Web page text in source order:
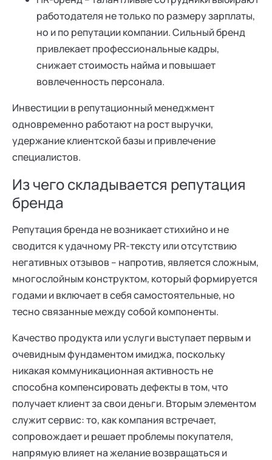
работодателя не только по размеру зарплаты,
но и по репутации компании. Сильный бренд
привлекает профессиональные кадры,
снижает стоимость найма и повышает
вовлеченность персонала.
Инвестиции в репутационный менеджмент
одновременно работают на рост выручки,
удержание клиентской базы и привлечение
специалистов.
Из чего складывается репутация
бренда
Репутация бренда не возникает стихийно и не
сводится к удачному PR-тексту или отсутствию
негативных отзывов – напротив, является сложным,
многослойным конструктом, который формируется
годами и включает в себя самостоятельные, но
тесно связанные между собой компоненты.
Качество продукта или услуги выступает первым и
очевидным фундаментом имиджа, поскольку
никакая коммуникационная активность не
способна компенсировать дефекты в том, что
получает клиент за свои деньги. Вторым элементом
служит сервис: то, как компания встречает,
сопровождает и решает проблемы покупателя,
напрямую влияет на желание возвращаться и